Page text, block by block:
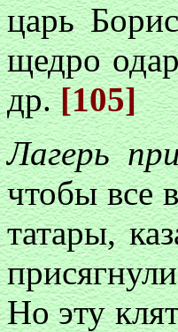
царь
щедро
др.[105]
Лагерь
чтобы все
татары,
Но эту